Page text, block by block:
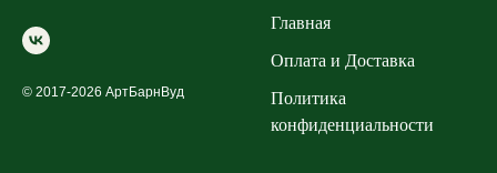
© 2017-2026 АртБарнВуд
Главная
Оплата и Доставка
Политика
конфиденциальности